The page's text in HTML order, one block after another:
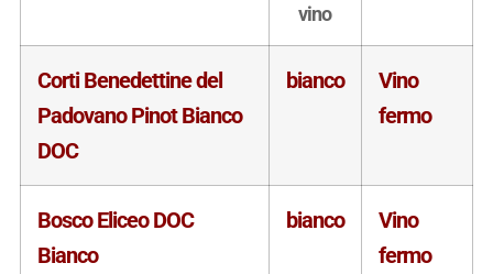
vino
Corti Benedettine del
Padovano Pinot Bianco
DOC
bianco
Vino
fermo
Bosco Eliceo DOC
Bianco
bianco
Vino
fermo